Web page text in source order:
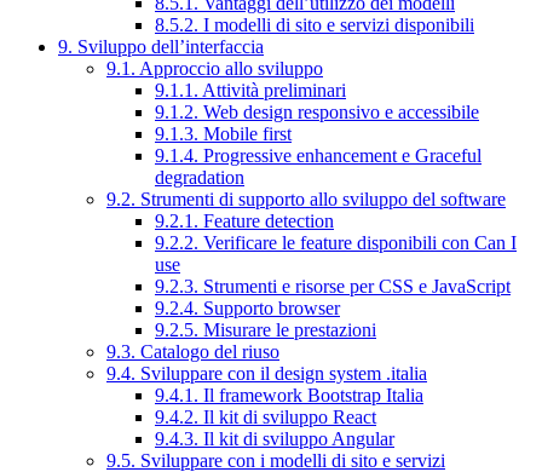
8.5.2. I modelli di sito e servizi disponibili
9. Sviluppo dell’interfaccia
9.1. Approccio allo sviluppo
9.1.1. Attività preliminari
9.1.2. Web design responsivo e accessibile
9.1.3. Mobile first
9.1.4. Progressive enhancement e Graceful
degradation
9.2. Strumenti di supporto allo sviluppo del software
9.2.1. Feature detection
9.2.2. Verificare le feature disponibili con Can I
use
9.2.3. Strumenti e risorse per CSS e JavaScript
9.2.4. Supporto browser
9.2.5. Misurare le prestazioni
9.3. Catalogo del riuso
9.4. Sviluppare con il design system .italia
9.4.1. Il framework Bootstrap Italia
9.4.2. Il kit di sviluppo React
9.4.3. Il kit di sviluppo Angular
9.5. Sviluppare con i modelli di sito e servizi